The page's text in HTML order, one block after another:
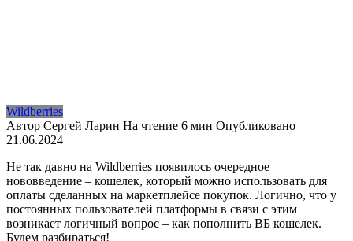
Wildberries
Автор Сергей Ларин На чтение 6 мин Опубликовано
21.06.2024
Не так давно на Wildberries появилось очередное
нововведение – кошелек, который можно использовать для
оплаты сделанных на маркетплейсе покупок. Логично, что у
постоянных пользователей платформы в связи с этим
возникает логичный вопрос – как пополнить ВБ кошелек.
Будем разбираться!